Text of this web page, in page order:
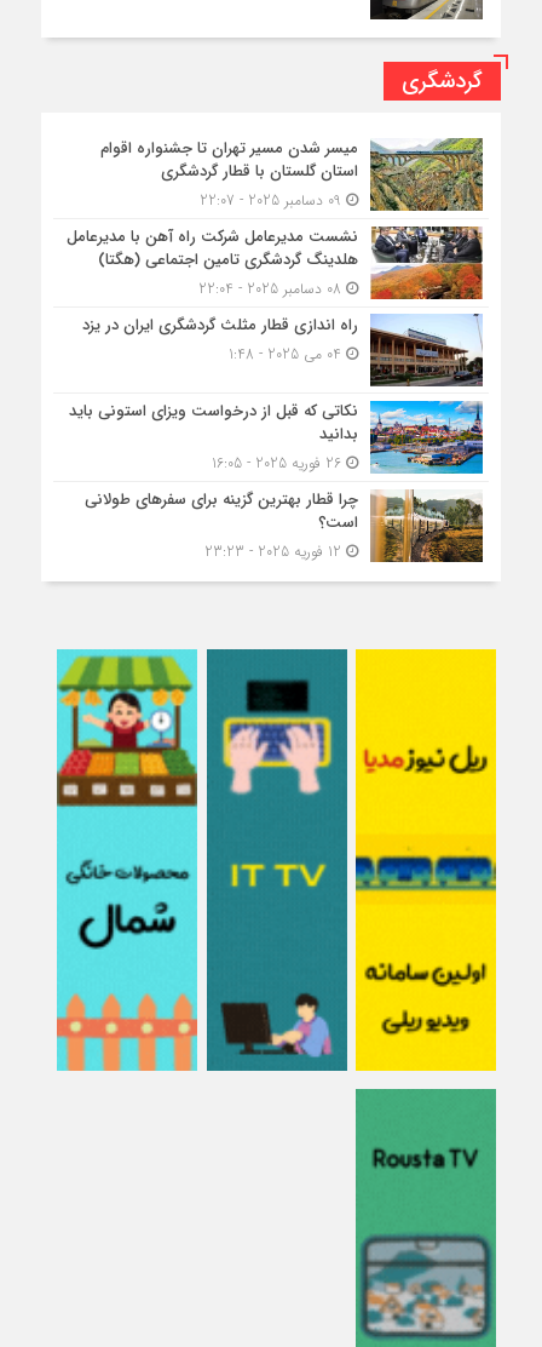
گردشگری
میسر شدن مسیر تهران تا جشنواره اقوام
استان گلستان با قطار گردشگری
نشست مدیرعامل شرکت راه آهن با مدیرعامل
هلدینگ گردشگری تامین اجتماعی (هگتا)
راه اندازی قطار مثلث گردشگری ایران در یزد
نکاتی که قبل از درخواست ویزای استونی باید
بدانید
26 فوریه 2025 - 16:05
چرا قطار بهترین گزینه برای سفرهای طولانی
است؟